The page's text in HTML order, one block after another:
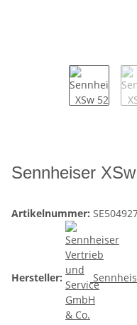
Sennheiser
Artikelnummer:
Hersteller: